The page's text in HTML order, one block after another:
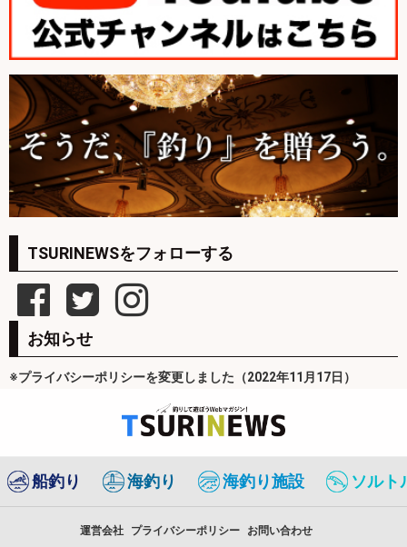
TSURINEWSをフォローする
お知らせ
※プライバシーポリシーを変更しました（2022年11月17日）
船釣り 海釣り 海釣り施設 ソルト
運営会社 プライバシーポリシー お問い合わせ